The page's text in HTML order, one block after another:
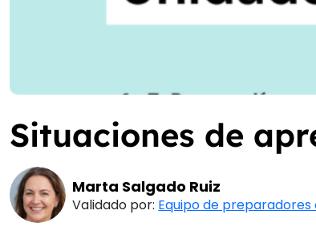
Situaciones de
Marta Salgado Ruiz
Validado por: Equipo de preparadores